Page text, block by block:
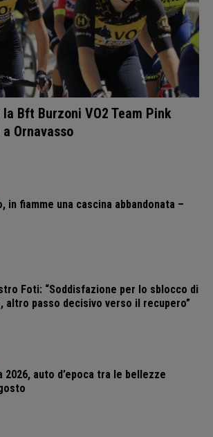
Bft Burzoni VO2 Team Pink
Ornavasso
in fiamme una cascina abbandonata –
Foti: “Soddisfazione per lo sblocco di
altro passo decisivo verso il recupero”
2026, auto d’epoca tra le bellezze